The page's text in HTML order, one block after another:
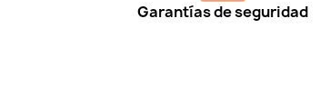
Garantías de seguridad